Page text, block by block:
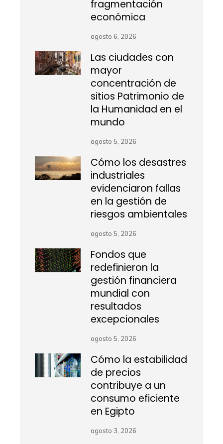
fragmentación
económica
agosto 6, 2026
Las ciudades con
mayor
concentración de
sitios Patrimonio de
la Humanidad en el
mundo
agosto 5, 2026
Cómo los desastres
industriales
evidenciaron fallas
en la gestión de
riesgos ambientales
agosto 5, 2026
Fondos que
redefinieron la
gestión financiera
mundial con
resultados
excepcionales
agosto 5, 2026
Cómo la estabilidad
de precios
contribuye a un
consumo eficiente
en Egipto
agosto 3, 2026